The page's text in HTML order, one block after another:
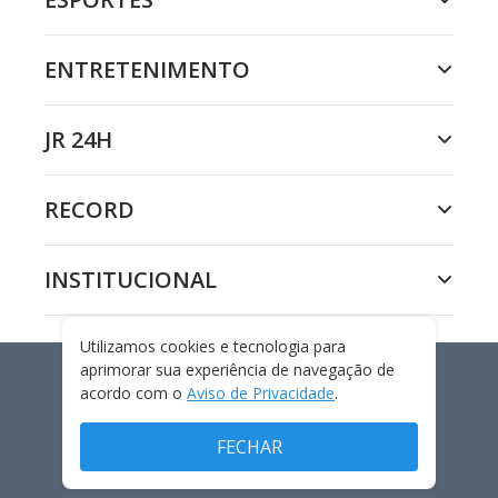
ENTRETENIMENTO
JR 24H
RECORD
INSTITUCIONAL
LUIZ FARA MONTEIRO
Utilizamos cookies e tecnologia para
aprimorar sua experiência de navegação de
acordo com o Aviso de Privacidade.
FECHAR